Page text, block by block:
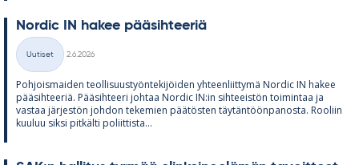
Nor­dic IN ha­kee pää­sih­tee­riä
Kategoriat
Uutiset
2.6.2026
Poh­jois­mai­den teol­li­suus­työn­te­ki­jöi­den yh­teen­liit­tymä Nor­dic IN ha­kee
pää­sih­tee­riä. Pää­sih­teeri joh­taa Nor­dic IN:in sih­tee­is­tön toi­min­taa ja
vas­taa jär­jes­tön joh­don te­ke­mien pää­tös­ten täy­tän­töön­pa­nosta. Roo­liin
kuu­luu siksi pit­kälti po­liit­tista...